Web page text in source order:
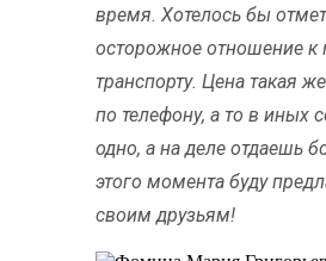
время. Хотелось бы
осторожное отношение к
транспорту. Цена такая
по телефону, а то в иных
одно, а на деле отдаешь
этого момента буду
своим друзьям!